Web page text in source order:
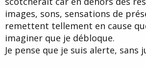
images, sons, sensations de
remettent tellement en cause
imaginer que je débloque.
Je pense que je suis alerte, sans